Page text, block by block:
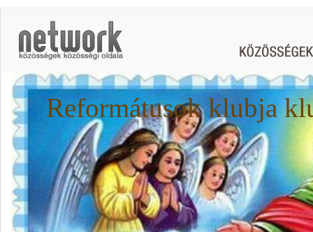
Reformátusok klubja